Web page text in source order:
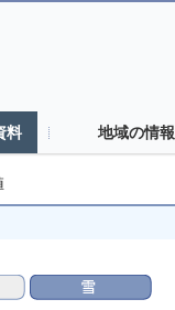
料 地域の情報